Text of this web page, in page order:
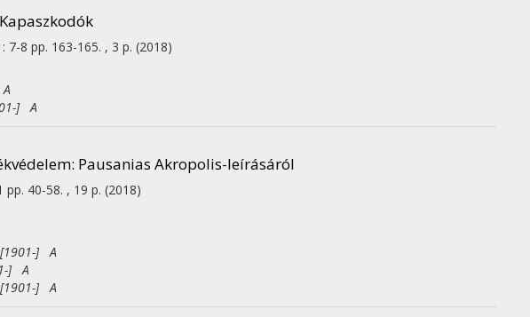
: 7-8 pp. 163-165. , 3 p. (2018)
] A
: Pausanias Akropolis-leírásáról
pp. 40-58. , 19 p. (2018)
[1901-] A
] A
[1901-] A